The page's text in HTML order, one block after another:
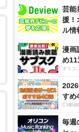
芸能
援！
ル情
漫画
め11
オリコ
すめ
CS動画
毎週